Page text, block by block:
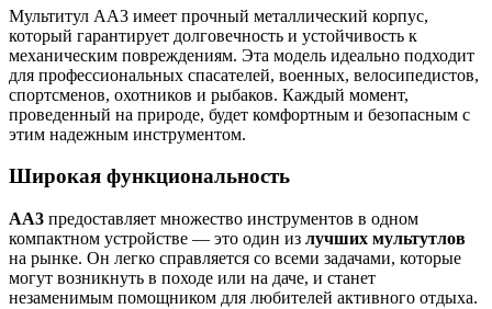
Мультитул АА3 имеет прочный металлический корпус,
который гарантирует долговечность и устойчивость к
механическим повреждениям. Эта модель идеально подходит
для профессиональных спасателей, военных, велосипедистов,
спортсменов, охотников и рыбаков. Каждый момент,
проведенный на природе, будет комфортным и безопасным с
этим надежным инструментом.
Широкая функциональность
АА3 предоставляет множество инструментов в одном
компактном устройстве — это один из лучших мультутлов
на рынке. Он легко справляется со всеми задачами, которые
могут возникнуть в походе или на даче, и станет
незаменимым помощником для любителей активного отдыха.